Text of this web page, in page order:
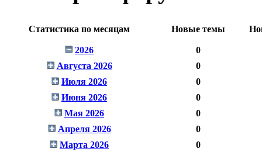
Статистика по месяцам Новые темы
2026
0
Августа 2026
0
Июля 2026
0
Июня 2026
0
Мая 2026
0
Апреля 2026
0
Марта 2026
0